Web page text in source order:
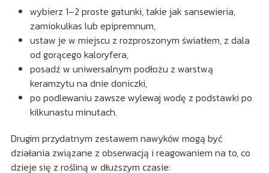
wybierz 1–2 proste gatunki, takie jak sansewieria,
zamiokulkas lub epipremnum,
ustaw je w miejscu z rozproszonym światłem, z dala
od gorącego kaloryfera,
posadź w uniwersalnym podłożu z warstwą
keramzytu na dnie doniczki,
po podlewaniu zawsze wylewaj wodę z podstawki po
kilkunastu minutach.
Drugim przydatnym zestawem nawyków mogą być
działania związane z obserwacją i reagowaniem na to, co
dzieje się z rośliną w dłuższym czasie: